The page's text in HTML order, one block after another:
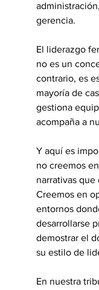
gerencia.
El liderazgo
no es un
contrario, es
mayoría de
gestiona
acompaña a
Y aquí es
no creemos
narrativas que
Creemos en
entornos
desarrollarse
demostrar el
su estilo de
En nuestra